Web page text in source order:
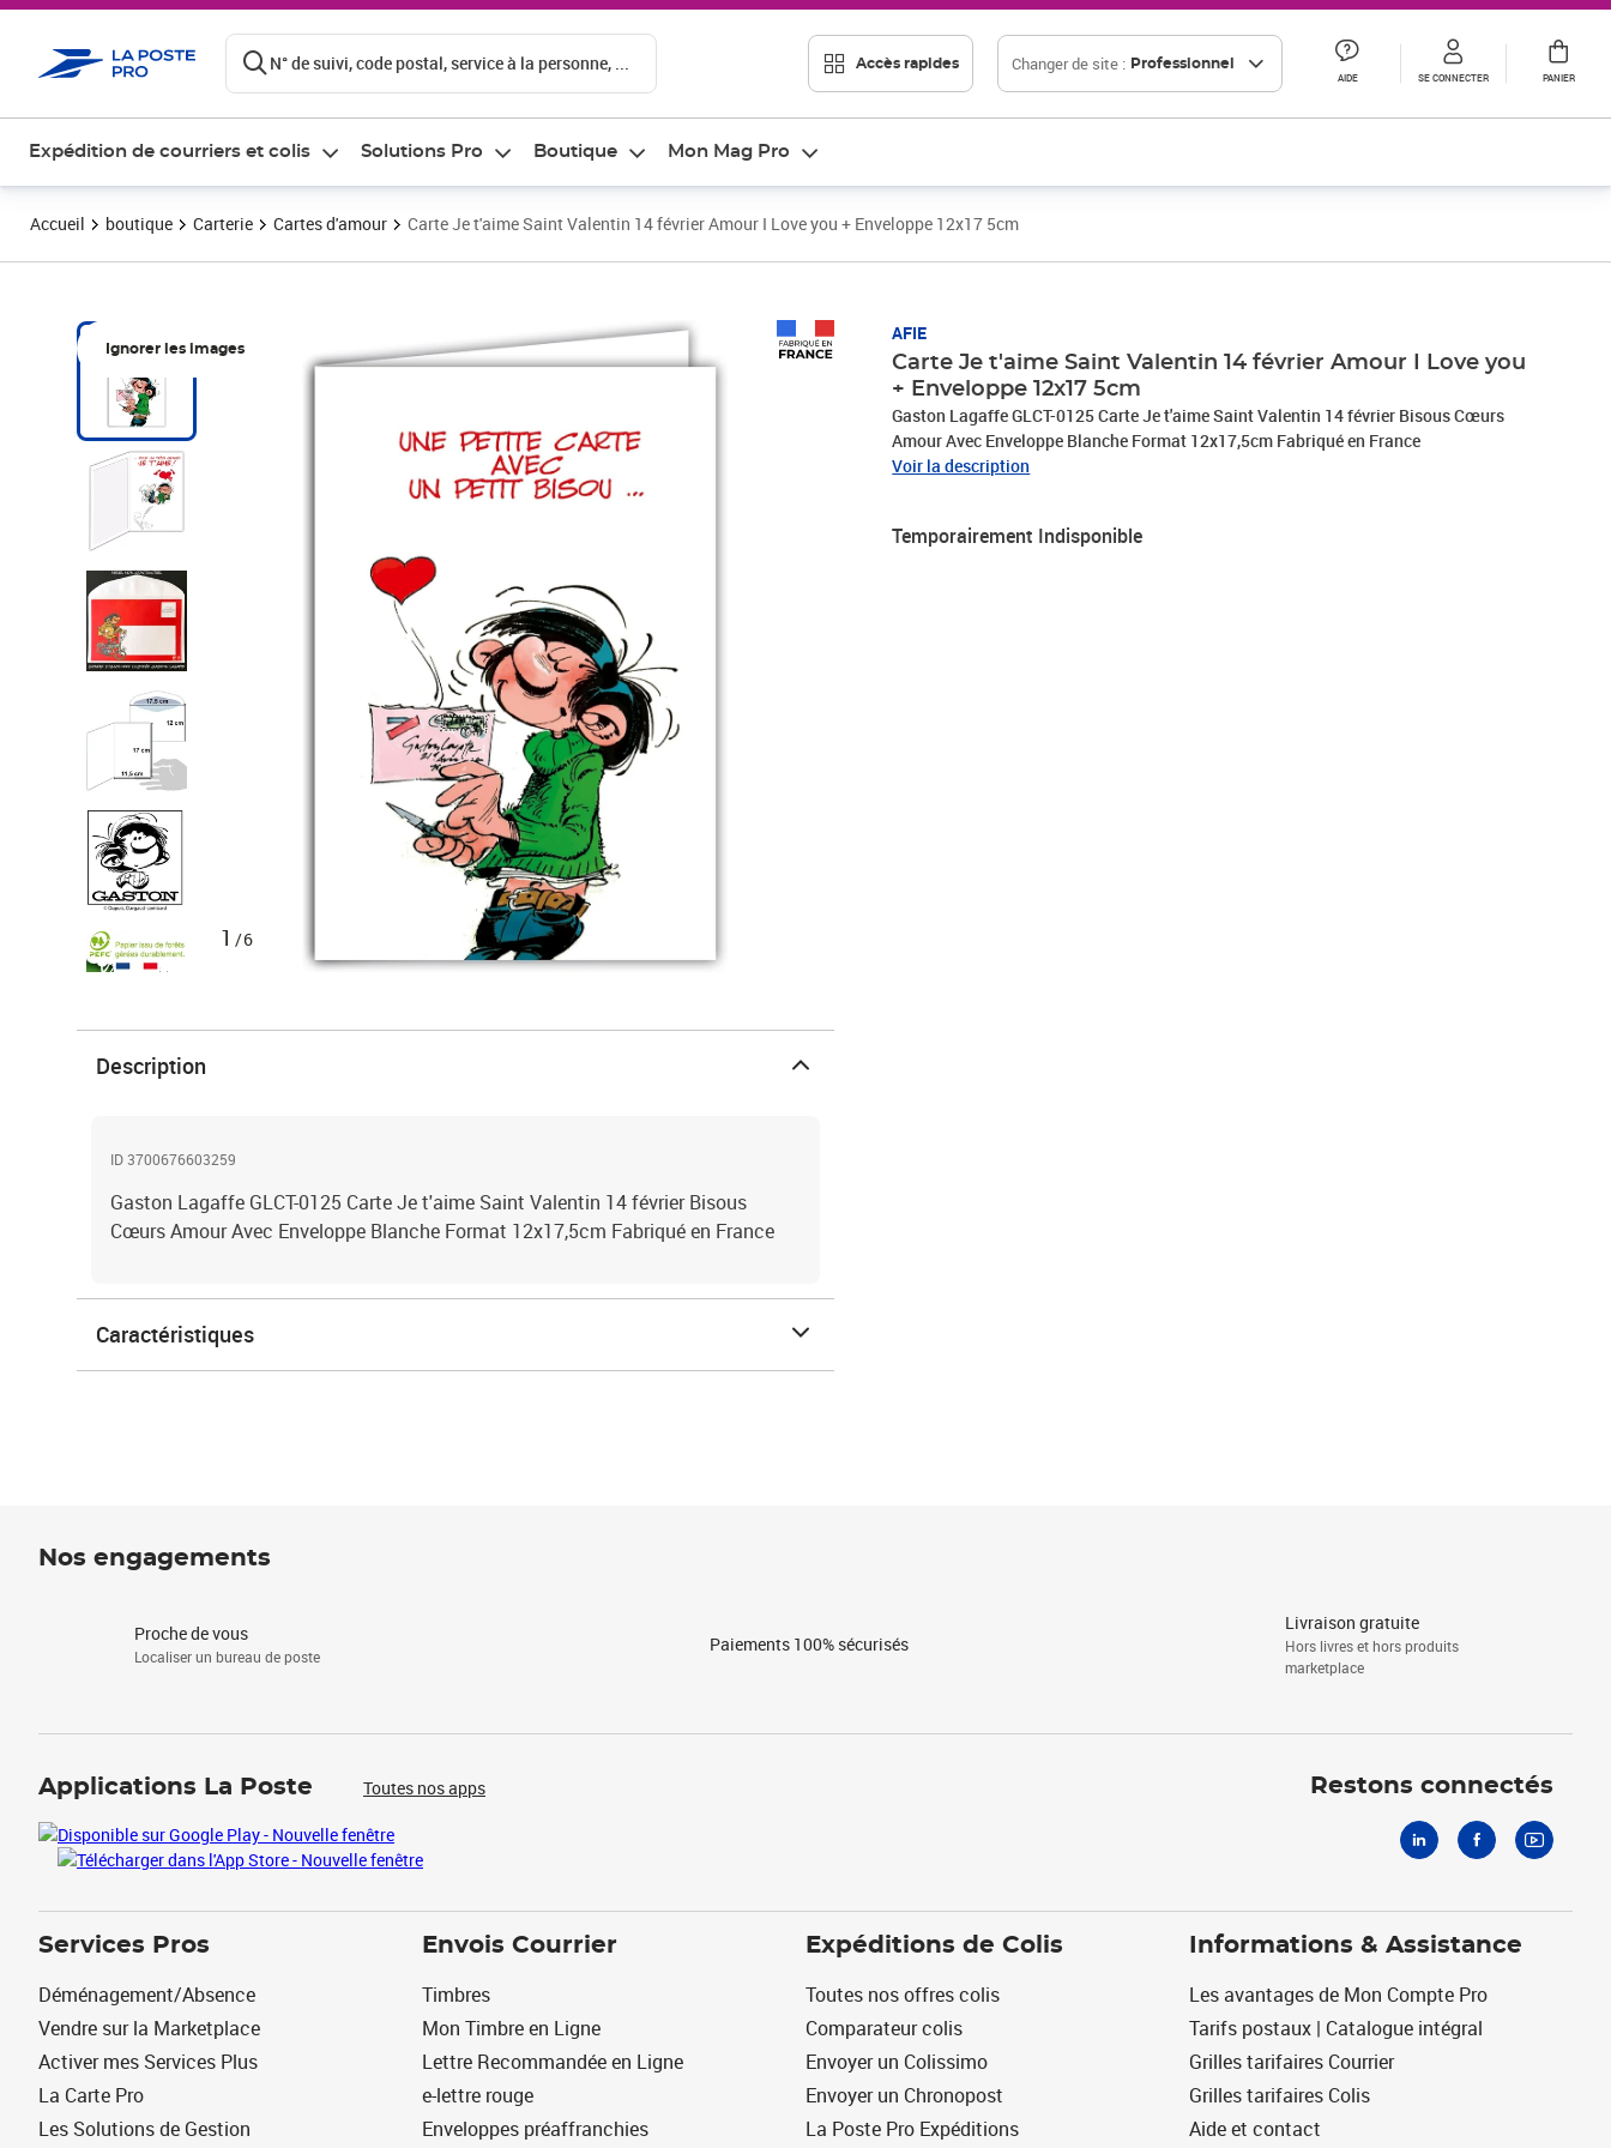
N° de suivi, code postal, service à la personne, ... Accès rapides Changer de site : Professionnel
AIDE SE CONNECTER PANIER
Expédition de courriers et colis Solutions Pro Boutique Mon Mag Pro
Accueil boutique Carterie Cartes d'amour Carte Je t'aime Saint Valentin 14 février Amour I Love you + Enveloppe 12x17 5cm
Ignorer les images
1 /6
AFIE
Carte Je t'aime Saint Valentin 14 février Amour I Love you
+ Enveloppe 12x17 5cm
Gaston Lagaffe GLCT-0125 Carte Je t'aime Saint Valentin 14 février Bisous Cœurs
Amour Avec Enveloppe Blanche Format 12x17,5cm Fabriqué en France
Voir la description
Temporairement Indisponible
Description
ID 3700676603259
Gaston Lagaffe GLCT-0125 Carte Je t'aime Saint Valentin 14 février Bisous
Cœurs Amour Avec Enveloppe Blanche Format 12x17,5cm Fabriqué en France
Caractéristiques
Nos engagements
Proche de vous
Localiser un bureau de poste
Paiements 100% sécurisés
Livraison gratuite
Hors livres et hors produits
marketplace
Applications La Poste Toutes nos apps Restons connectés
Services Pros
Déménagement/Absence
Vendre sur la Marketplace
Activer mes Services Plus
La Carte Pro
Les Solutions de Gestion
Envois Courrier
Timbres
Mon Timbre en Ligne
Lettre Recommandée en Ligne
e-lettre rouge
Enveloppes préaffranchies
Expéditions de Colis
Toutes nos offres colis
Comparateur colis
Envoyer un Colissimo
Envoyer un Chronopost
La Poste Pro Expéditions
Informations & Assistance
Les avantages de Mon Compte Pro
Tarifs postaux | Catalogue intégral
Grilles tarifaires Courrier
Grilles tarifaires Colis
Aide et contact